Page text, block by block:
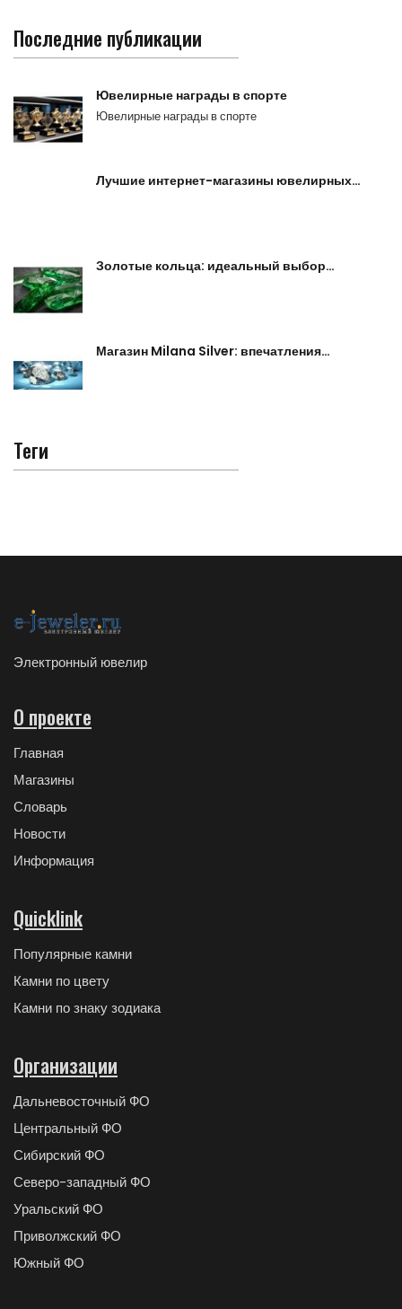
Последние публикации
Ювелирные награды в спорте
Ювелирные награды в спорте
Лучшие интернет-магазины ювелирных…
Золотые кольца: идеальный выбор…
Магазин Milana Silver: впечатления…
Теги
Электронный ювелир
О проекте
Главная
Магазины
Словарь
Новости
Информация
Quicklink
Популярные камни
Камни по цвету
Камни по знаку зодиака
Организации
Дальневосточный ФО
Центральный ФО
Сибирский ФО
Северо-западный ФО
Уральский ФО
Приволжский ФО
Южный ФО